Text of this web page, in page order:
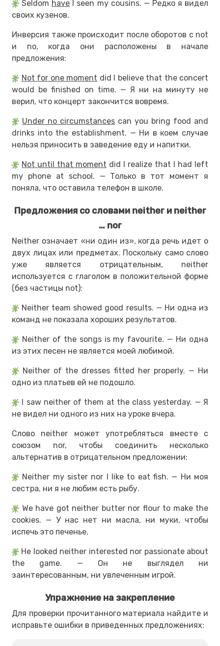
Seldom have I seen my cousins. — Редко я видел
своих кузенов.
Инверсия также происходит после оборотов с not
и no, когда они расположены в начале
предложения:
Not for one moment did I believe that the concert
would be finished on time. — Я ни на минуту не
верил, что концерт закончится вовремя.
Under no circumstances can you bring food and
drinks into the establishment. — Ни в коем случае
нельзя приносить в заведение еду и напитки.
Not until that moment did I realize that I had left
my phone at school. — Только в тот момент я
поняла, что оставила телефон в школе.
Предложения со словами neither и neither
… nor
Neither означает «ни один из», когда речь идет о
двух лицах или предметах. Поскольку само слово
уже является отрицательным, neither
используется с глаголом в положительной форме
(без частицы not):
Neither team showed good results. — Ни одна из
команд не показала хороших результатов.
Neither of the songs is my favourite. — Ни одна
из этих песен не является моей любимой.
Neither of the dresses fitted her properly. — Ни
одно из платьев ей не подошло.
I saw neither of them at the class yesterday. — Я
не видел ни одного из них на уроке вчера.
Слово neither может употребляться вместе с
союзом nor, чтобы соединить несколько
альтернатив в отрицательном предложении:
Neither my sister nor I like to eat fish. — Ни моя
сестра, ни я не любим есть рыбу.
We have got neither butter nor flour to make the
cookies. — У нас нет ни масла, ни муки, чтобы
испечь это печенье.
He looked neither interested nor passionate about
the game. — Он не выглядел ни
заинтересованным, ни увлеченным игрой.
Упражнение на закрепление
Для проверки прочитанного материала найдите и
исправьте ошибки в приведенных предложениях: